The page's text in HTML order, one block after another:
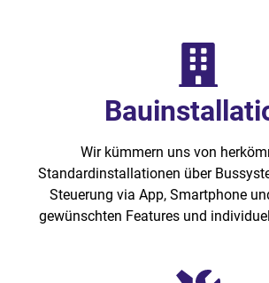
Wir kümmern uns von
Standardinstallationen über
Steuerung via App, Smartphone
gewünschten Features und